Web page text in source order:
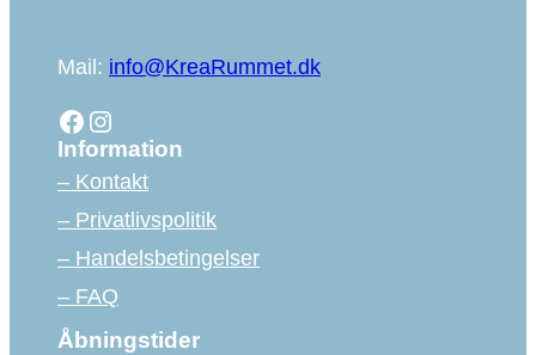
Mail: info@KreaRummet.dk
Facebook Instagram
Information
– Kontakt
– Privatlivspolitik
– Handelsbetingelser
– FAQ
Åbningstider